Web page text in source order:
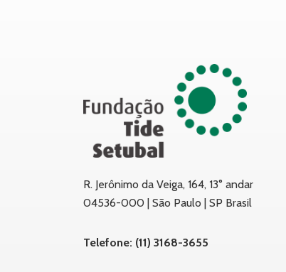
R. Jerônimo da Veiga, 164, 13° andar
04536-000 | São Paulo | SP Brasil
Telefone: (11) 3168-3655